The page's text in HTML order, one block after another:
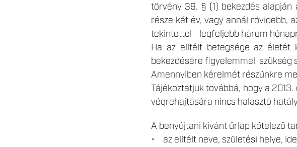
törvény 39. § (1) bekezdés
része két év, vagy annál rövidebb,
tekintettel - legfeljebb három
Ha az elítélt betegsége az életét
bekezdésére figyelemmel szükség
Amennyiben kérelmét részünkre
Tájékoztatjuk továbbá, hogy a
végrehajtására nincs halasztó
A benyújtani kívánt űrlap kötelező
• az elítélt neve, születési helye,